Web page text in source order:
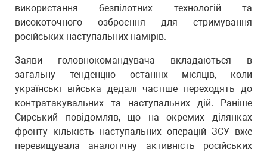
використання безпілотних технологій та
високоточного озброєння для стримування
російських наступальних намірів.
Заяви головнокомандувача вкладаються в
загальну тенденцію останніх місяців, коли
українські війська дедалі частіше переходять до
контратакувальних та наступальних дій. Раніше
Сирський повідомляв, що на окремих ділянках
фронту кількість наступальних операцій ЗСУ вже
перевищувала аналогічну активність російських